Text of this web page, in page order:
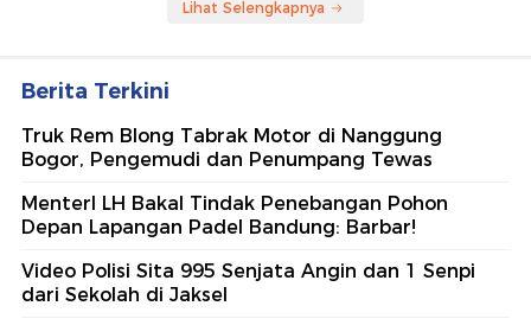
Lihat Selengkapnya
Berita Terkini
Truk Rem Blong Tabrak Motor di Nanggung
Bogor, Pengemudi dan Penumpang Tewas
MenterI LH Bakal Tindak Penebangan Pohon
Depan Lapangan Padel Bandung: Barbar!
Video Polisi Sita 995 Senjata Angin dan 1 Senpi
dari Sekolah di Jaksel